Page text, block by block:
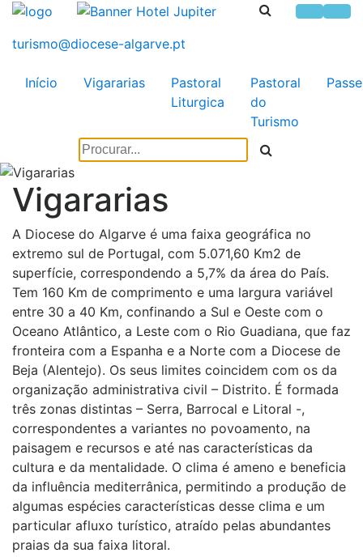
Início Vigararias
Pastoral
Liturgica
Pastoral
do
Turismo
Vigararias
A Diocese do Algarve é uma faixa geográfica no
extremo sul de Portugal, com 5.071,60 Km2 de
superfície, correspondendo a 5,7% da área do País.
Tem 160 Km de comprimento e uma largura variável
entre 30 a 40 Km, confinando a Sul e Oeste com o
Oceano Atlântico, a Leste com o Rio Guadiana, que faz
fronteira com a Espanha e a Norte com a Diocese de
Beja (Alentejo). Os seus limites coincidem com os da
organização administrativa civil – Distrito. É formada
três zonas distintas – Serra, Barrocal e Litoral -,
correspondentes a variantes no povoamento, na
paisagem e recursos e até nas características da
cultura e da mentalidade. O clima é ameno e beneficia
da influência mediterrânica, permitindo a produção de
algumas espécies características desse clima e um
particular afluxo turístico, atraído pelas abundantes
praias da sua faixa litoral.